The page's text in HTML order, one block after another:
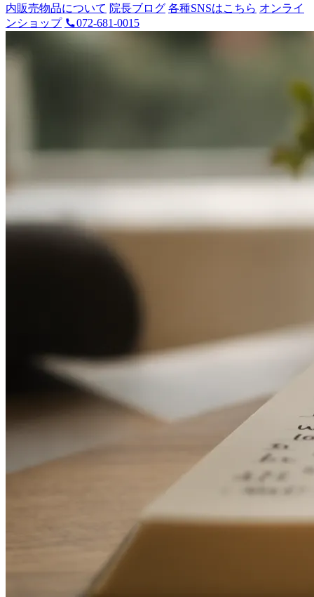
内販売物品について 院長ブログ 各種SNSはこちら オンライ
ンショップ
072-681-0015